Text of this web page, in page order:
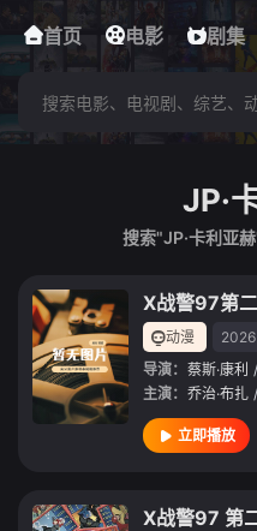
首页 电影 剧集
下载客
JP·
搜索"JP·卡利亚
X战警97第
动漫 2026
导演： 蔡斯·康利 /
主演： 乔治·布扎 /
立即播放
X战警97 第